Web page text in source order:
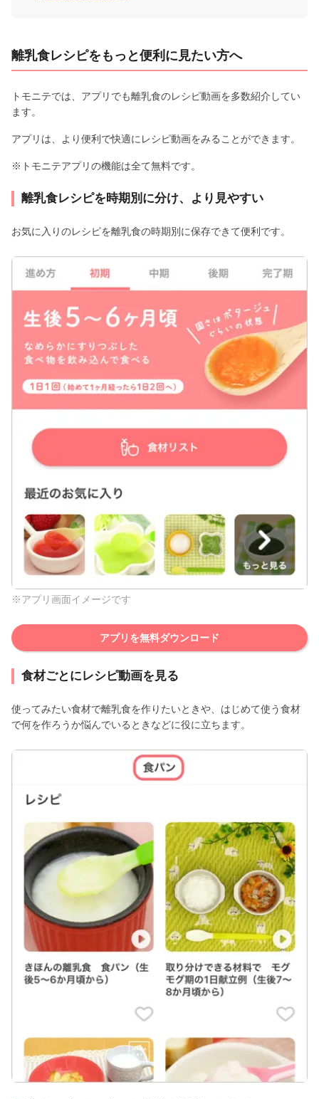
離乳食レシピをもっと便利に見たい方へ
トモニテでは、アプリでも離乳食のレシピ動画を多数紹介してい
ます。
アプリは、より便利で快適にレシピ動画をみることができます。
※トモニテアプリの機能は全て無料です。
離乳食レシピを時期別に分け、より見やすい
お気に入りのレシピを離乳食の時期別に保存できて便利です。
※アプリ画面イメージです
アプリを無料ダウンロード
食材ごとにレシピ動画を見る
使ってみたい食材で離乳食を作りたいときや、はじめて使う食材
で何を作ろうか悩んでいるときなどに役に立ちます。